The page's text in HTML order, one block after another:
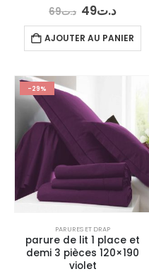
out of 5د.ت69 Le
prix
initial
était :
د.ت69.
د.ت49 Le
actuel
est :
AJOUTER AU PANIER
-29%
PARURES ET DRAP
parure de lit 1 place et
demi 3 pièces 120×190
violet